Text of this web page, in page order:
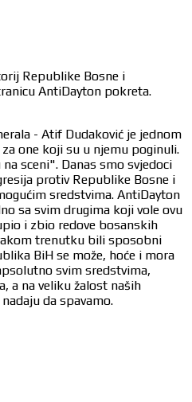
Republike Bosne i
AntiDayton pokreta.
- Atif Dudaković je jednom
one koji su u njemu poginuli.
sceni". Danas smo svjedoci
protiv Republike Bosne i
sredstvima. AntiDayton
sa svim drugima koji vole ovu
i zbio redove bosanskih
trenutku bili sposobni
BiH se može, hoće i mora
svim sredstvima,
a na veliku žalost naših
da spavamo.